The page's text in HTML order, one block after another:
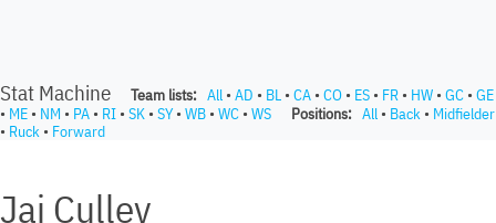
Stat Machine Team lists: All • AD • BL • CA • CO • ES • FR • HW • GC • GE
• ME • NM • PA • RI • SK • SY• WB • WC • WS Positions: All • Back • Midfielder
• Ruck • Forward